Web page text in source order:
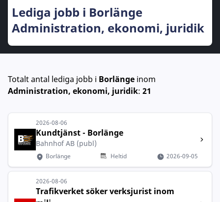
Lediga jobb i Borlänge
Administration, ekonomi, juridik
Totalt antal lediga jobb i Borlänge inom
Administration, ekonomi, juridik: 21
2026-08-06
Kundtjänst - Borlänge
Bahnhof AB (publ)
Borlänge Heltid 2026-09-05
2026-08-06
Trafikverket söker verksjurist inom